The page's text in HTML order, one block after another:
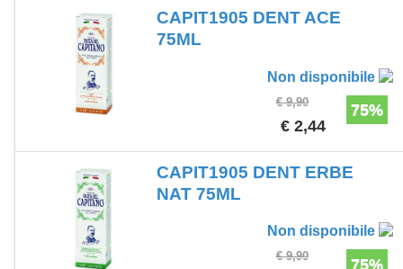
CAPIT1905 DENT ACE
75ML
Non disponibile
75%
€ 9,90
€ 2,44
CAPIT1905 DENT ERBE
NAT 75ML
Non disponibile
75%
€ 9,90